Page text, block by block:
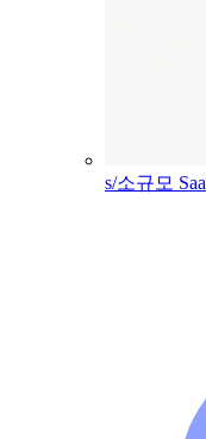
s/소규모